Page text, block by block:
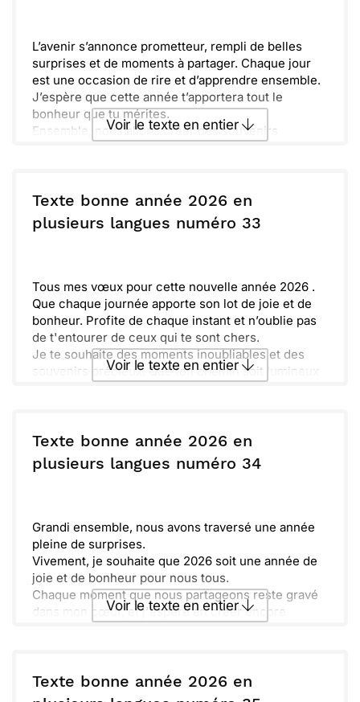
L’avenir s’annonce prometteur, rempli de belles
surprises et de moments à partager. Chaque jour
est une occasion de rire et d’apprendre ensemble.
J’espère que cette année t’apportera tout le
bonheur que tu mérites.
Ensemble, nous allons créer des souvenirs
la vie encore plus belle.
Faisons preuve d’audace et de créativité dans nos
projets. Laissez place à l'imagination et à la passion
tes nouvelles. Je suis impatient de découvrir ce
que 2026 nous réserve.
Voir le texte en entier
ou : Copier Recevoir par mail
Texte bonne année 2026 en
plusieurs langues numéro 33
Tous mes vœux pour cette nouvelle année 2026 .
Que chaque journée apporte son lot de joie et de
bonheur. Profite de chaque instant et n’oublie pas
de t'entourer de ceux qui te sont chers.
Je te souhaite des moments inoubliables et des
souvenirs précieux. Que ton chemin soit lumineux
Voir le texte en entier
ou : Copier Recevoir par mail
Texte bonne année 2026 en
plusieurs langues numéro 34
Grandi ensemble, nous avons traversé une année
pleine de surprises.
Vivement, je souhaite que 2026 soit une année de
joie et de bonheur pour nous tous.
Chaque moment que nous partageons reste gravé
dans mon cœur, et j'espère en créer encore
apportera.
Voir le texte en entier
Texte bonne année 2026 en